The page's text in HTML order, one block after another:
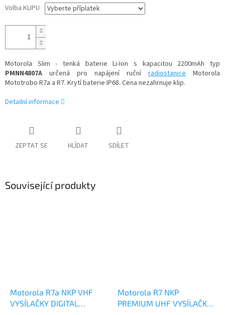
cena:
Volba KLIPU
Motorola Slim - tenká baterie Li-Ion s kapacitou 2200mAh typ
PMNN4807A určená pro napájení ruční radiostanice Motorola
Mototrobo R7a a R7. Krytí baterie IP68. Cena nezahrnuje klip.
Detailní informace
ZEPTAT SE HLÍDAT SDÍLET
Související produkty
Motorola R7a NKP VHF
VYSÍLAČKY DIGITAL
Motorola R7 NKP
PREMIUM UHF VYSÍLAČKY